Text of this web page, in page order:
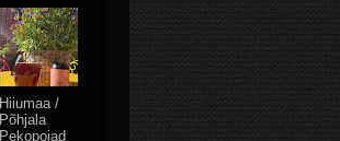
Hiiumaa /
Põhjala
Pekopojad